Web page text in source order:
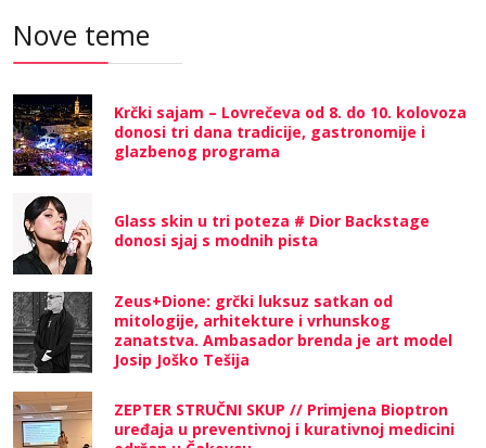
Nove teme
Krčki sajam – Lovrečeva od 8. do 10. kolovoza
donosi tri dana tradicije, gastronomije i
glazbenog programa
Glass skin u tri poteza # Dior Backstage
donosi sjaj s modnih pista
Zeus+Dione: grčki luksuz satkan od
mitologije, arhitekture i vrhunskog
zanatstva. Ambasador brenda je art model
Josip Joško Tešija
ZEPTER STRUČNI SKUP // Primjena Bioptron
uređaja u preventivnoj i kurativnoj medicini